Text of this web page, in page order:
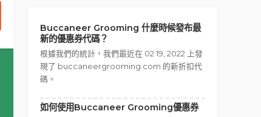
Buccaneer Grooming 什麼時候發布最
新的優惠券代碼？
根據我們的統計，我們最近在 02 19, 2022 上發
現了 buccaneergrooming.com 的新折扣代
碼。
如何使用Buccaneer Grooming優惠券